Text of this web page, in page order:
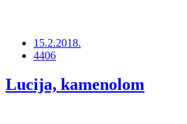
15.2.2018.
4406
Lucija, kamenolom